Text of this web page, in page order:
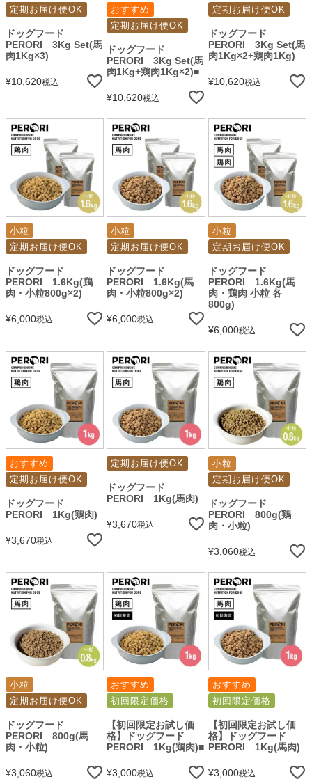
定期お届け便OK
ドッグフード
PERORI 3Kg Set(馬
肉1Kg×3)
¥10,620税込
おすすめ
定期お届け便OK
ドッグフード
PERORI 3Kg Set(馬
肉1Kg+鶏肉1Kg×2)■
¥10,620税込
定期お届け便OK
ドッグフード
PERORI 3Kg Set(馬
肉1Kg×2+鶏肉1Kg)
¥10,620税込
小粒
定期お届け便OK
ドッグフード
PERORI 1.6Kg(鶏
肉・小粒800g×2)
¥6,000税込
小粒
定期お届け便OK
ドッグフード
PERORI 1.6Kg(馬
肉・小粒800g×2)
¥6,000税込
小粒
定期お届け便OK
ドッグフード
PERORI 1.6Kg(馬
肉・鶏肉 小粒 各
800g)
¥6,000税込
おすすめ
定期お届け便OK
ドッグフード
PERORI 1Kg(鶏肉)
¥3,670税込
定期お届け便OK
ドッグフード
PERORI 1Kg(馬肉)
¥3,670税込
小粒
定期お届け便OK
ドッグフード
PERORI 800g(鶏
肉・小粒)
¥3,060税込
小粒
定期お届け便OK
ドッグフード
PERORI 800g(馬
肉・小粒)
¥3,060税込
おすすめ
初回限定価格
【初回限定お試し価
格】ドッグフード
PERORI 1Kg(鶏肉)■
¥3,000税込
おすすめ
初回限定価格
【初回限定お試し価
格】ドッグフード
PERORI 1Kg(馬肉)
¥3,000税込